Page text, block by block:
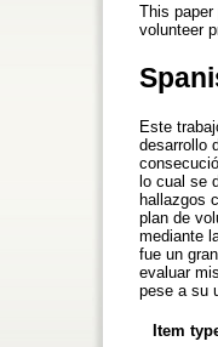
This
volunteer
Este
desarrollo
lo cual se
hallazgos
plan de
mediante
fue un
evaluar
pese a su
Item